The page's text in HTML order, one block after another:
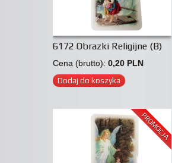
6172 Obrazki Religijne (B)
Cena (brutto): 0,20 PLN
Dodaj do koszyka
PROMOCJA